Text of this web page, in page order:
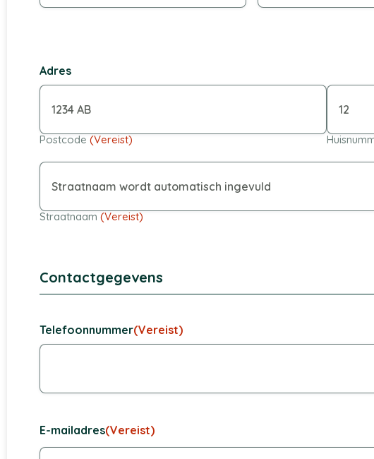
Adres
Postcode (Vereist)
Straatnaam (Vereist)
Contactgegevens
Telefoonnummer(Vereist)
E-mailadres(Vereist)